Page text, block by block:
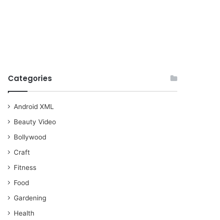
Categories
Android XML
Beauty Video
Bollywood
Craft
Fitness
Food
Gardening
Health